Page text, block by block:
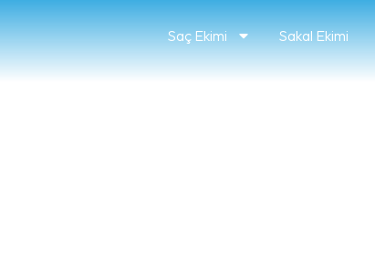
Saç Ekimi Sakal Ekimi